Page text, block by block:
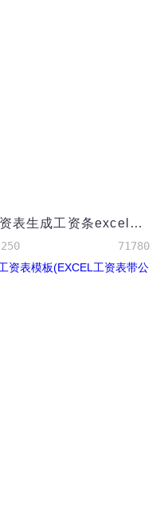
工资表生成工资条excel模板
250 71780